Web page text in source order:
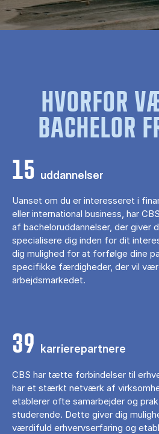
HVORFOR
BACHELOR
15 uddannelser
Uanset om du er interesseret i
eller international business, har
af bacheloruddannelser, der giver
specialisere dig inden for dit
dig mulighed for at forfølge dine
specifikke færdigheder, der vil
arbejdsmarkedet.
39 karrierepartnere
CBS har tætte forbindelser til
har et stærkt netværk af
etablerer ofte samarbejder og
studerende. Dette giver dig
værdifuld erhvervserfaring og